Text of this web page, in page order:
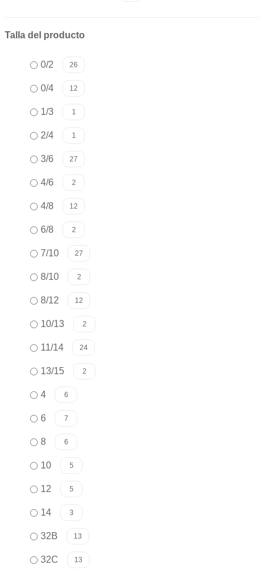
Talla del producto
0/2 26
0/4 12
1/3 1
2/4 1
3/6 27
4/6 2
4/8 12
6/8 2
7/10 27
8/10 2
8/12 12
10/13 2
11/14 24
13/15 2
4 6
6 7
8 6
10 5
12 5
14 3
32B 13
32C 13